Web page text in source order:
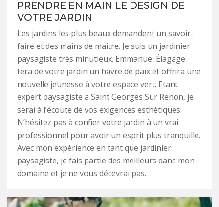
PRENDRE EN MAIN LE DESIGN DE
VOTRE JARDIN
Les jardins les plus beaux demandent un savoir-
faire et des mains de maître. Je suis un jardinier
paysagiste très minutieux. Emmanuel Élagage
fera de votre jardin un havre de paix et offrira une
nouvelle jeunesse à votre espace vert. Etant
expert paysagiste a Saint Georges Sur Renon, je
serai à l’écoute de vos exigences esthétiques.
N’hésitez pas à confier votre jardin à un vrai
professionnel pour avoir un esprit plus tranquille.
Avec mon expérience en tant que jardinier
paysagiste, je fais partie des meilleurs dans mon
domaine et je ne vous décevrai pas.